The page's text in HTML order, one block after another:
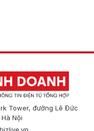
Tower, đường Lê Đức
Nội